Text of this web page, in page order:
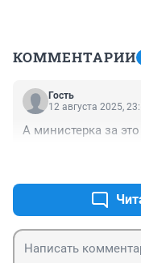
КОММЕНТАРИИ
Гость
12 августа 2025,
А министерка за